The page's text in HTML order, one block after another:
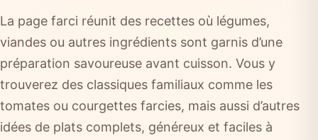
La page farci réunit des recettes où légumes,
viandes ou autres ingrédients sont garnis d’une
préparation savoureuse avant cuisson. Vous y
trouverez des classiques familiaux comme les
tomates ou courgettes farcies, mais aussi d’autres
idées de plats complets, généreux et faciles à